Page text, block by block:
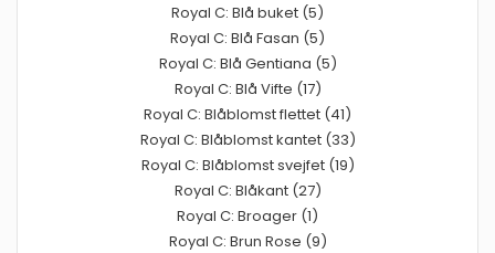
Royal C: Blå buket (5)
Royal C: Blå Fasan (5)
Royal C: Blå Gentiana (5)
Royal C: Blå Vifte (17)
Royal C: Blåblomst flettet (41)
Royal C: Blåblomst kantet (33)
Royal C: Blåblomst svejfet (19)
Royal C: Blåkant (27)
Royal C: Broager (1)
Royal C: Brun Rose (9)